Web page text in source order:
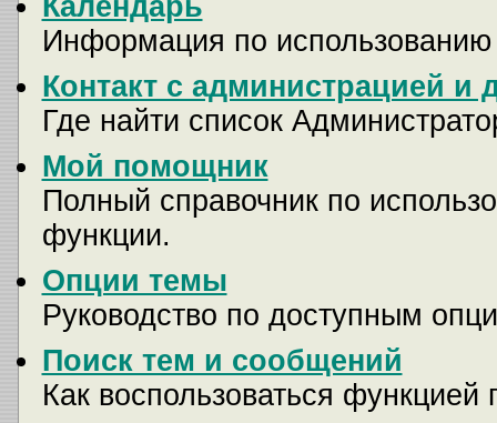
Календарь
Информация по
Контакт с администрацией
Где найти список
Мой помощник
Полный справочник по
функции.
Опции темы
Руководство по доступным
Поиск тем и сообщений
Как воспользоваться функцией